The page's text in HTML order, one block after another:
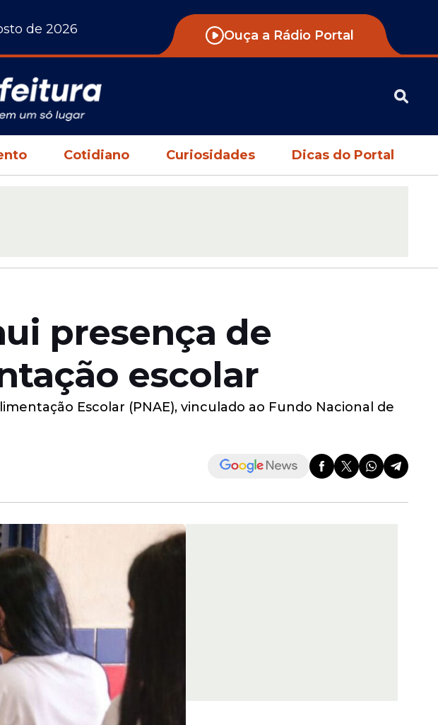
de 2026 Ouça a Rádio Portal
Cotidiano Curiosidades Dicas do Portal
presença de
escolar
Escolar (PNAE), vinculado ao Fundo Nacional de